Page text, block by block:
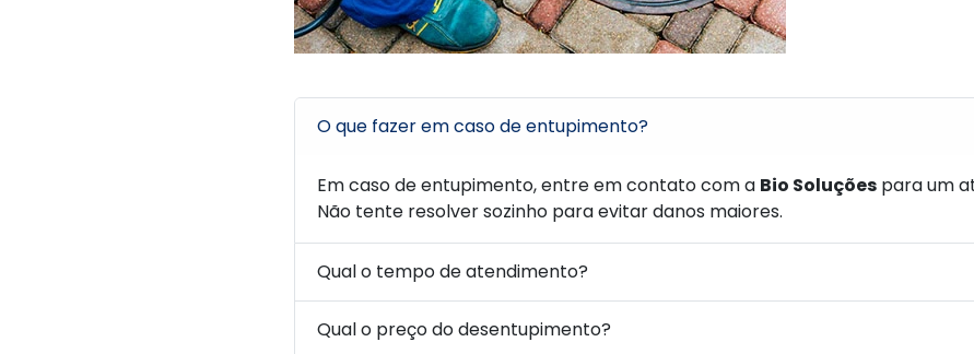
O que fazer em caso de entupimento?
Em caso de entupimento, entre em contato com a Bio Soluçõespara um
Não tente resolver sozinho para evitar danos maiores.
Qual o tempo de atendimento?
Qual o preço do desentupimento?